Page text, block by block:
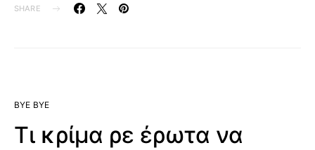
SHARE
BYE BYE
Τι κρίμα ρε έρωτα να